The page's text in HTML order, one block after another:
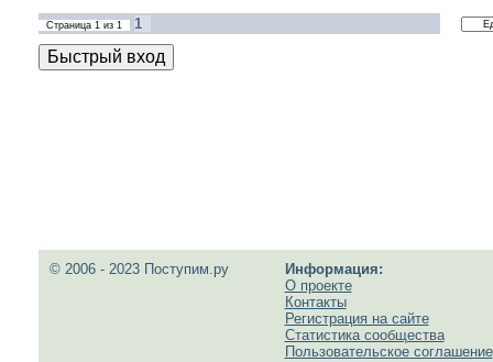
Страница 1из 1 1
© 2006 - 2023 Поступим.ру
Информация:
О проекте
Контакты
Регистрация на сайте
Статистика сообщества
Пользовательское соглашение